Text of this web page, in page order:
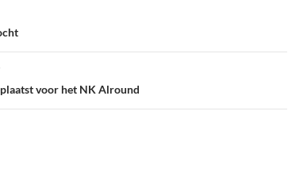
voor het NK Alround